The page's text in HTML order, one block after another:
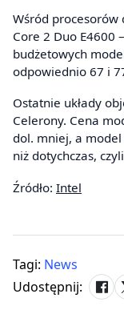
Wśród
Core 2 Duo E4600
budżetowych
odpowiednio 67 i
Ostatnie układy
Celerony. Cena
dol. mniej, a model
niż dotychczas,
Źródło: Intel
Tagi: News
Udostępnij: